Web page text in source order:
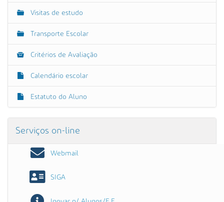
Visitas de estudo
Transporte Escolar
Critérios de Avaliação
Calendário escolar
Estatuto do Aluno
Serviços on-line
Webmail
SIGA